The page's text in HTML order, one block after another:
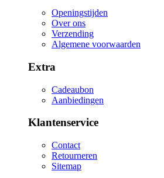
Openingstijden
Over ons
Verzending
Algemene voorwaarden
Extra
Cadeaubon
Aanbiedingen
Klantenservice
Contact
Retourneren
Sitemap